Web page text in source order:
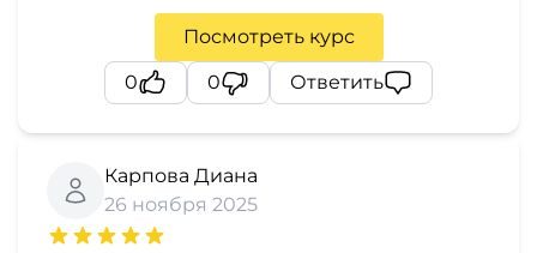
Посмотреть курс
0
0 Ответить
Карпова Диана
26 ноября 2025